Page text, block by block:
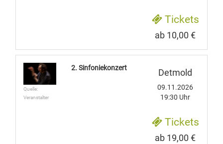
Tickets
ab 10,00 €
Quelle:
Veranstalter
2. Sinfoniekonzert Detmold
09.11.2026
19:30 Uhr
Tickets
ab 19,00 €